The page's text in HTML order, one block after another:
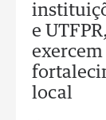
e
local